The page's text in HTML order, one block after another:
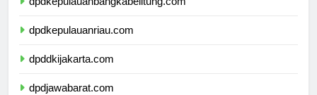
dpdkepulauanriau.com
dpddkijakarta.com
dpdjawabarat.com